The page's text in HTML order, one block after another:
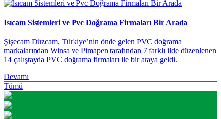
Isıcam Sistemleri ve Pvc Doğrama Firmaları Bir Arada
​Şişecam Düzcam, Türkiye’nin önde gelen PVC doğrama
markalarından Winsa ve Pimapen tarafından 7 farklı ilde düzenlenen
14 çalıştayda PVC doğrama firmaları ile bir araya geldi.
Devamı
Tümü